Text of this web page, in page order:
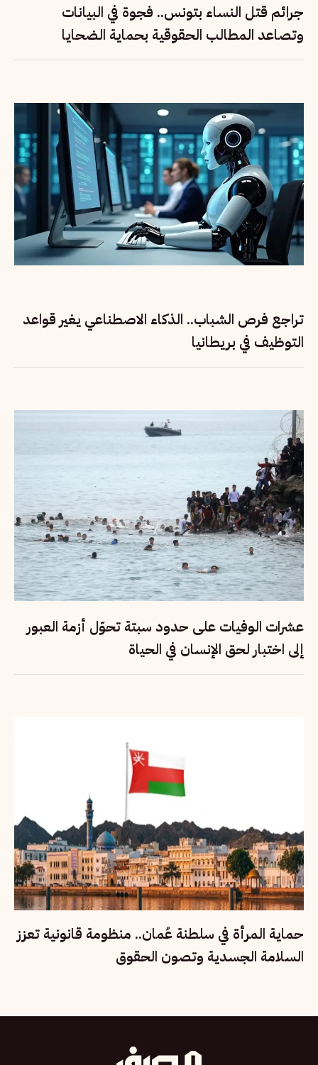
جرائم قتل النساء بتونس.. فجوة في البيانات
وتصاعد المطالب الحقوقية بحماية الضحايا
تراجع فرص الشباب.. الذكاء الاصطناعي يغير قواعد
التوظيف في بريطانيا
عشرات الوفيات على حدود سبتة تحوّل أزمة العبور
إلى اختبار لحق الإنسان في الحياة
حماية المرأة في سلطنة عُمان.. منظومة قانونية تعزز
السلامة الجسدية وتصون الحقوق